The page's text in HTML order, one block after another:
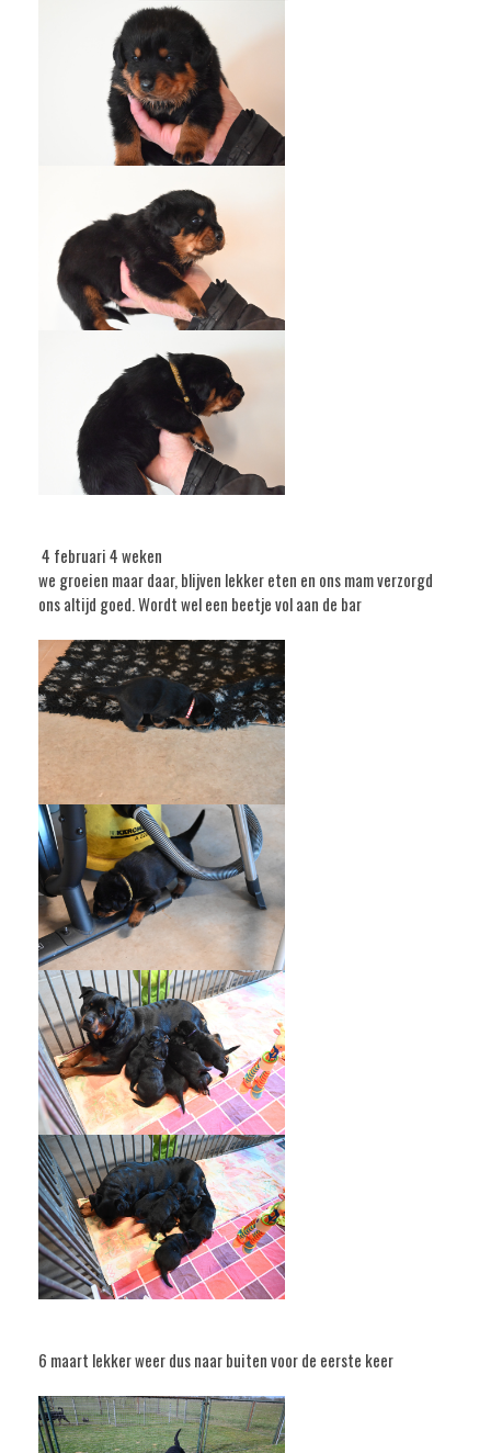
4 februari 4 weken
we groeien maar daar, blijven lekker eten en ons mam verzorgd
ons altijd goed. Wordt wel een beetje vol aan de bar
6 maart lekker weer dus naar buiten voor de eerste keer